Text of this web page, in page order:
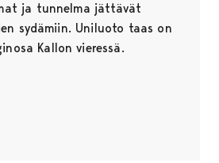
ja tunnelma jättävät
sydämiin. Uniluoto taas on
Kallon vieressä.